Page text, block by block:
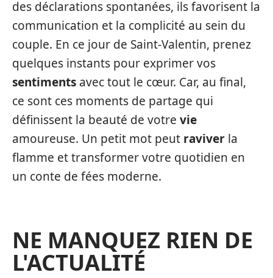
des déclarations spontanées, ils favorisent la
communication et la complicité au sein du
couple. En ce jour de Saint-Valentin, prenez
quelques instants pour exprimer vos
sentiments avec tout le cœur. Car, au final,
ce sont ces moments de partage qui
définissent la beauté de votre vie
amoureuse. Un petit mot peut raviver la
flamme et transformer votre quotidien en
un conte de fées moderne.
NE MANQUEZ RIEN DE
L'ACTUALITÉ